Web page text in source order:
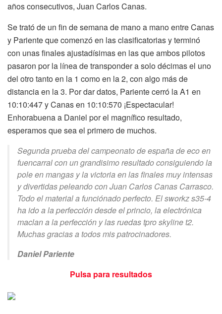
años consecutivos, Juan Carlos Canas.
Se trató de un fin de semana de mano a mano entre Canas
y Pariente que comenzó en las clasificatorias y terminó
con unas finales ajustadísimas en las que ambos pilotos
pasaron por la línea de transponder a solo décimas el uno
del otro tanto en la 1 como en la 2, con algo más de
distancia en la 3. Por dar datos, Pariente cerró la A1 en
10:10:447 y Canas en 10:10:570 ¡Espectacular!
Enhorabuena a Daniel por el magnífico resultado,
esperamos que sea el primero de muchos.
Segunda prueba del campeonato de españa de eco en
fuencarral con un grandisimo resultado consiguiendo la
pole en mangas y la victoria en las finales muy intensas
y divertidas peleando con Juan Carlos Canas Carrasco.
Todo el material a funciónado perfecto. El sworkz s35-4
ha ido a la perfección desde el princio, la electrónica
maclan a la perfección y las ruedas tpro skyline t2.
Muchas gracias a todos mis patrocinadores.
Daniel Pariente
Pulsa para resultados